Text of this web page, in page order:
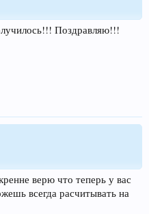
Поздравляю!!!
верю что теперь у вас
всегда расчитывать на